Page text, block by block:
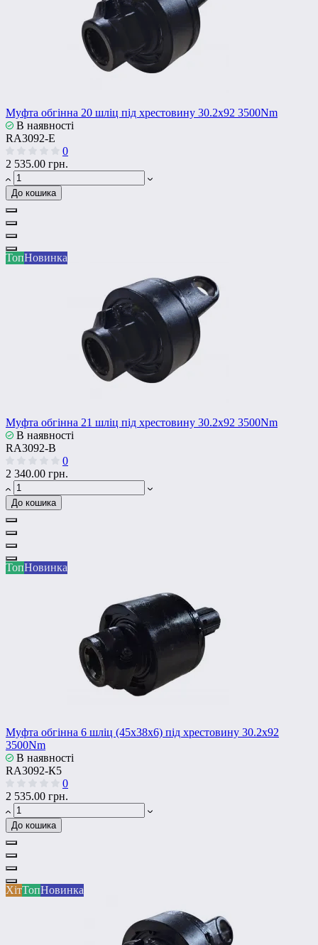
Муфта обгінна 20 шліц під хрестовину 30.2x92 3500Nm
В наявності
RA3092-Е
0
2 535.00 грн.
До кошика
ТопНовинка
Муфта обгінна 21 шліц під хрестовину 30.2x92 3500Nm
В наявності
RA3092-В
0
2 340.00 грн.
До кошика
ТопНовинка
Муфта обгінна 6 шліц (45x38x6) під хрестовину 30.2x92
3500Nm
В наявності
RA3092-К5
0
2 535.00 грн.
До кошика
ХітТопНовинка